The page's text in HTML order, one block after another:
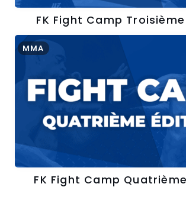
FK Fight Camp
MMA
FK Fight Camp